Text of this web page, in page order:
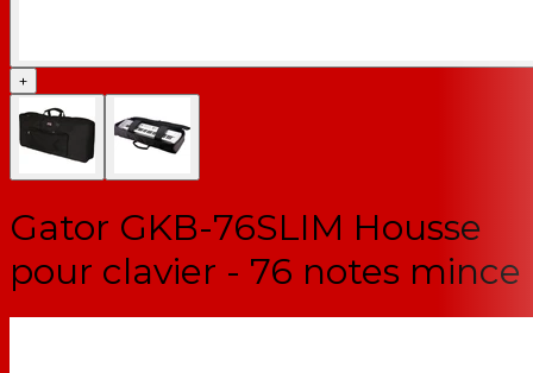
+
Gator GKB-76SLIM Housse
pour clavier - 76 notes mince